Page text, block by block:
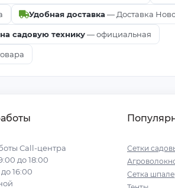
Удобная доставка — Доставка
садовую технику— официальная
Call-центра
до 18:00
16:00
Сетки
Сетка